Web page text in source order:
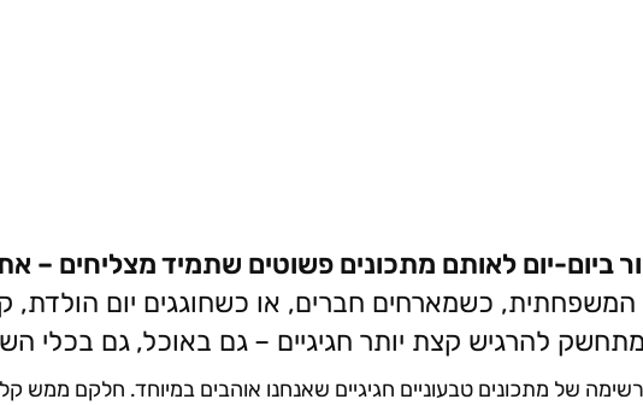
ביום-יום לאותם מתכונים פשוטים שתמיד מצליחים –
כשמארחים חברים, או כשחוגגים יום הולדת,
להרגיש קצת יותר חגיגיים – גם באוכל, גם בכלי
של מתכונים טבעוניים חגיגיים שאנחנו אוהבים במיוחד. חלקם ממש